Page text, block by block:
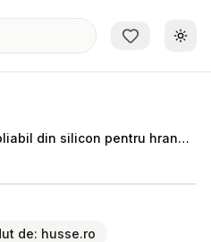
BOL PLIABIL SILICA | Bol pliabil din silicon pentru hrana sau apa animalelor
de: husse.ro